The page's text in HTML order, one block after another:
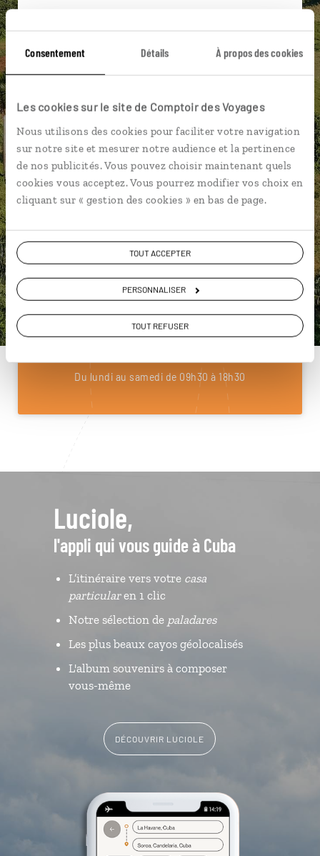
Consentement Détails À propos des cookies
Les cookies sur le site de Comptoir des Voyages
Nous utilisons des cookies pour faciliter votre navigation
sur notre site et mesurer notre audience et la pertinence
de nos publicités. Vous pouvez choisir maintenant quels
cookies vous acceptez. Vous pourrez modifier vos choix en
cliquant sur « gestion des cookies » en bas de page.
TOUT ACCEPTER
PERSONNALISER
TOUT REFUSER
spécialistes
Ils sauront organiser votre itinéraire au plus
Échangez en face à face ou depuis nos studios
téléphone.
Vous gardez le même interlocuteur avant,
pendant et après votre voyage.
DEMANDER UN DEVIS
ou
Construisez votre voyage avec un spécialiste Cuba
01 85 08 23 55
Du lundi au samedi de 09h30 à 18h30
Luciole,
l'appli qui vous guide à Cuba
L’itinéraire vers votre casa
particularen 1 clic
Notre sélection de paladares
Les plus beaux cayos géolocalisés
L'album souvenirs à composer
vous-même
DÉCOUVRIR LUCIOLE